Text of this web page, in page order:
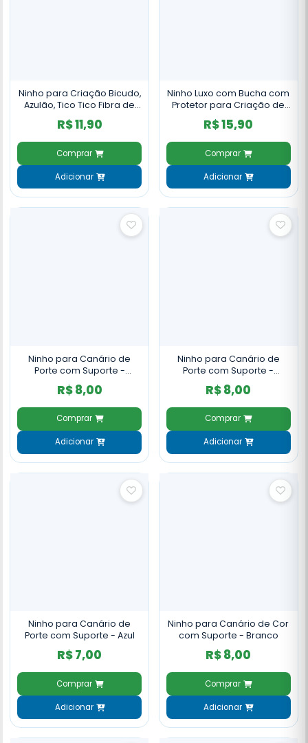
Ninho para Criação Bicudo,
Azulão, Tico Tico Fibra de
Coco - NH27
R$ 11,90
Comprar
Adicionar
Ninho Luxo com Bucha com
Protetor para Criação de
Coleiro NH121
R$ 15,90
Comprar
Adicionar
Ninho para Canário de
Porte com Suporte -
Amarelo
R$ 8,00
Comprar
Adicionar
Ninho para Canário de
Porte com Suporte -
Branco
R$ 8,00
Comprar
Adicionar
Ninho para Canário de
Porte com Suporte - Azul
R$ 7,00
Comprar
Adicionar
Ninho para Canário de Cor
com Suporte - Branco
R$ 8,00
Comprar
Adicionar